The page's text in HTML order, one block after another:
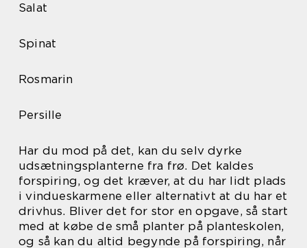
Salat
Spinat
Rosmarin
Persille
Har du mod på det, kan du selv dyrke
udsætningsplanterne fra frø. Det kaldes
forspiring, og det kræver, at du har lidt plads
i vindueskarmene eller alternativt at du har et
drivhus. Bliver det for stor en opgave, så start
med at købe de små planter på planteskolen,
og så kan du altid begynde på forspiring, når